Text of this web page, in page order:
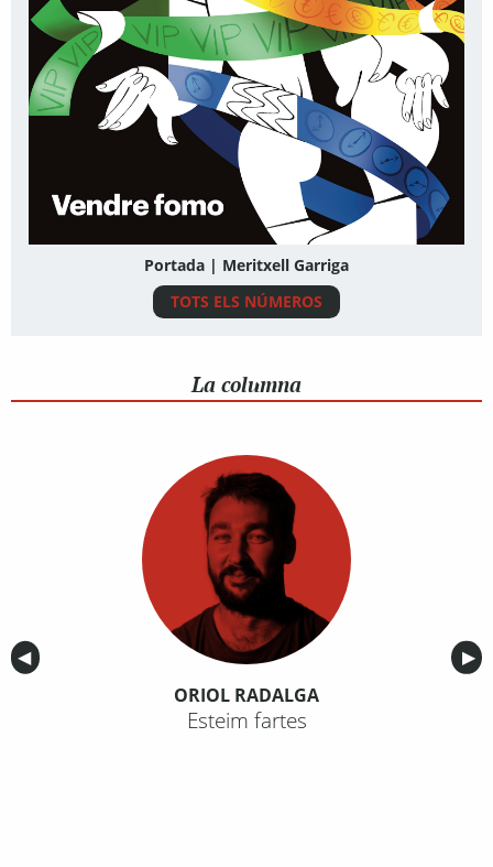
Portada | Meritxell Garriga
TOTS ELS NÚMEROS
La columna
Anterior
◀︎ ▶︎
ORIOL RADALGA
Esteim fartes